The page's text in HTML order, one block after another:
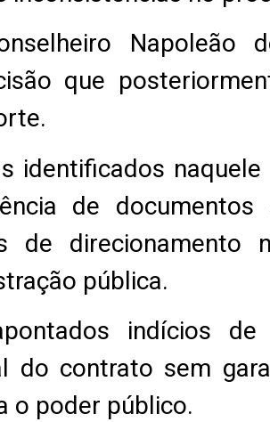
Napoleão
que
identificados
de documentos
de
pública.
indícios
do contrato sem
o poder público.